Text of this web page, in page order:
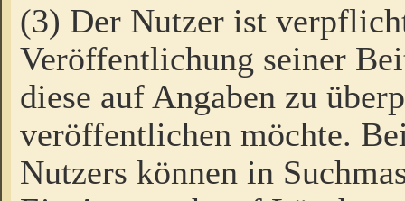
(3) Der Nutzer ist
Veröffentlichung seiner
diese auf Angaben zu
veröffentlichen möchte.
Nutzers können in